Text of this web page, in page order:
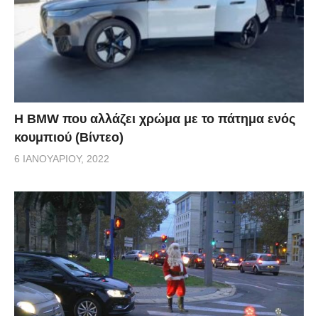
Η BMW που αλλάζει χρώμα με το πάτημα ενός
κουμπιού (Βίντεο)
6 ΙΑΝΟΥΑΡΊΟΥ, 2022